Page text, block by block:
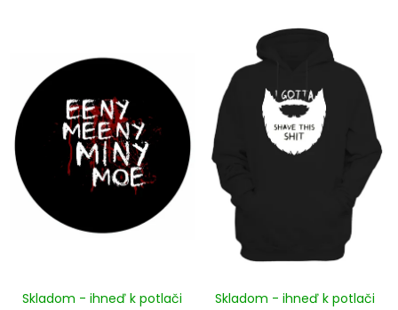
Skladom - ihneď k potlači Skladom - ihneď k potlači